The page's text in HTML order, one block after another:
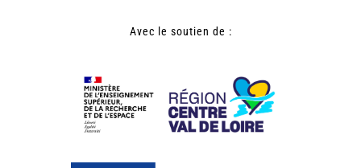
Avec le soutien de :